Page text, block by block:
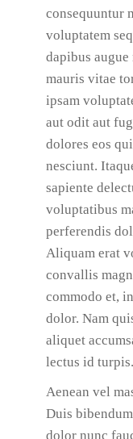
consequuntur
voluptatem
dapibus
mauris vitae
ipsam
aut odit aut
dolores eos
nesciunt.
sapiente
voluptatibus
perferendis
Aliquam erat
convallis
commodo et,
dolor. Nam
aliquet
lectus id turpis.
Aenean vel
Duis
dolor nunc